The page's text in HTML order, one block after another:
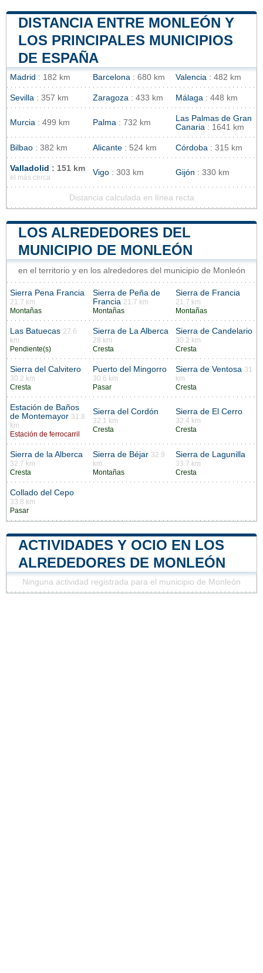
DISTANCIA ENTRE MONLEÓN Y
LOS PRINCIPALES MUNICIPIOS
DE ESPAÑA
Madrid : 182 km Barcelona : 680 km Valencia : 482 km
Sevilla : 357 km Zaragoza : 433 km Málaga : 448 km
Murcia : 499 km Palma : 732 km
Las Palmas de Gran
Canaria : 1641 km
Bilbao : 382 km Alicante : 524 km Córdoba : 315 km
Valladolid : 151 km
el más cerca
Vigo : 303 km Gijón : 330 km
Distancia calculada en línea recta
LOS ALREDEDORES DEL
MUNICIPIO DE MONLEÓN
en el territorio y en los alrededores del municipio de Monleón
Sierra Pena Francia
21.7 km
Montañas
Sierra de Peña de
Francia 21.7 km
Montañas
Sierra de Francia
21.7 km
Montañas
Las Batuecas 27.6
km
Pendiente(s)
Sierra de La Alberca
28 km
Cresta
Sierra de Candelario
30.2 km
Cresta
Sierra del Calvitero
30.2 km
Cresta
Puerto del Mingorro
30.6 km
Pasar
Sierra de Ventosa 31
km
Cresta
Estación de Baños
de Montemayor 31.8
km
Estación de ferrocarril
Sierra del Cordón
32.1 km
Cresta
Sierra de El Cerro
32.4 km
Cresta
Sierra de la Alberca
32.7 km
Cresta
Sierra de Béjar 32.9
km
Montañas
Sierra de Lagunilla
33.7 km
Cresta
Collado del Cepo
33.8 km
Pasar
ACTIVIDADES Y OCIO EN LOS
ALREDEDORES DE MONLEÓN
Ninguna actividad registrada para el municipio de Monleón